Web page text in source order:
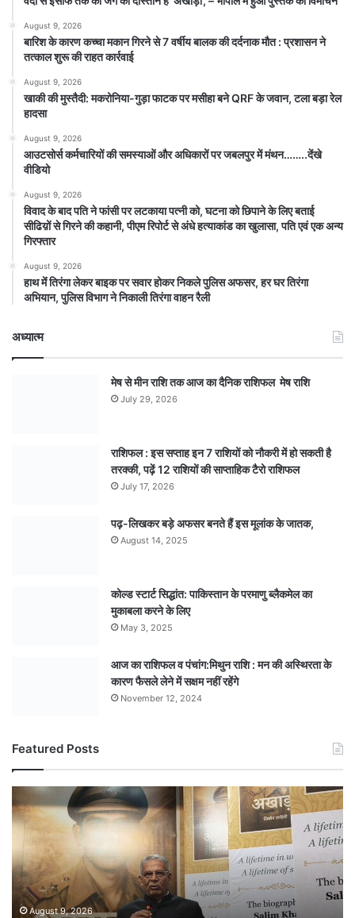
August 9, 2026
बारिश के कारण कच्चा मकान गिरने से 7 वर्षीय बालक की दर्दनाक मौत : प्रशासन ने
तत्काल शुरू की राहत कार्रवाई
August 9, 2026
खाकी की मुस्तैदी: मकरोनिया-गुड़ा फाटक पर मसीहा बने QRF के जवान, टला बड़ा रेल
हादसा
August 9, 2026
आउटसोर्स कर्मचारियों की समस्याओं और अधिकारों पर जबलपुर में मंथन……..देंखे
वीडियो
August 9, 2026
विवाद के बाद पति ने फांसी पर लटकाया पत्नी को, घटना को छिपाने के लिए बताई
सीढिय़ों से गिरने की कहानी, पीएम रिपोर्ट से अंधे हत्याकांड का खुलासा, पति एवं एक अन्य
गिरफ्तार
August 9, 2026
हाथ मेंं तिरंगा लेकर बाइक पर सवार होकर निकले पुलिस अफसर, हर घर तिरंगा
अभियान, पुलिस विभाग ने निकाली तिरंगा वाहन रैली
अध्यात्म
मेष से मीन राशि तक आज का दैनिक राशिफल मेष राशि
July 29, 2026
राशिफल : इस सप्ताह इन 7 राशियों को नौकरी में हो सकती है
तरक्की, पढ़ें 12 राशियों की साप्ताहिक टैरो राशिफल
July 17, 2026
पढ़-लिखकर बड़े अफसर बनते हैं इस मूलांक के जातक,
August 14, 2025
कोल्ड स्टार्ट सिद्धांत: पाकिस्तान के परमाणु ब्लैकमेल का
मुकाबला करने के लिए
May 3, 2025
आज का राशिफल व पंचांग:मिथुन राशि : मन की अस्थिरता के
कारण फैसले लेने में सक्षम नहीं रहेंगे
November 12, 2024
Featured Posts
से
इंसाफ
तक
की
जंग
दास्तानAugust 9, 2026